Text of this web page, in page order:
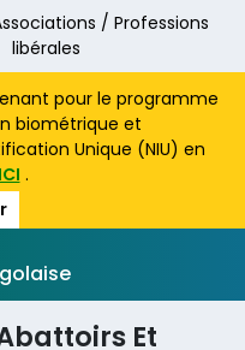
/ Professions
libérales
pour le programme
biométrique et
Unique (NIU) en
ICI .
Et